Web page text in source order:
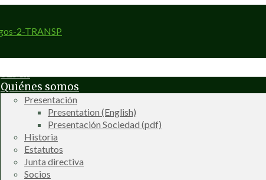
SEMh
Quiénes somos
Presentación
Presentation (English)
Presentación Sociedad (pdf)
Historia
Estatutos
Junta directiva
Socios